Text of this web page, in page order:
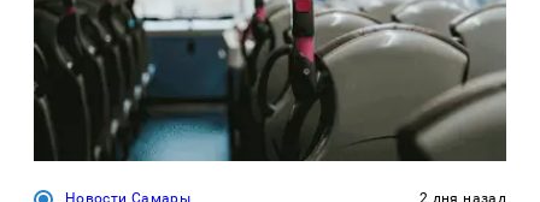
Новости Самары 2 дня назад